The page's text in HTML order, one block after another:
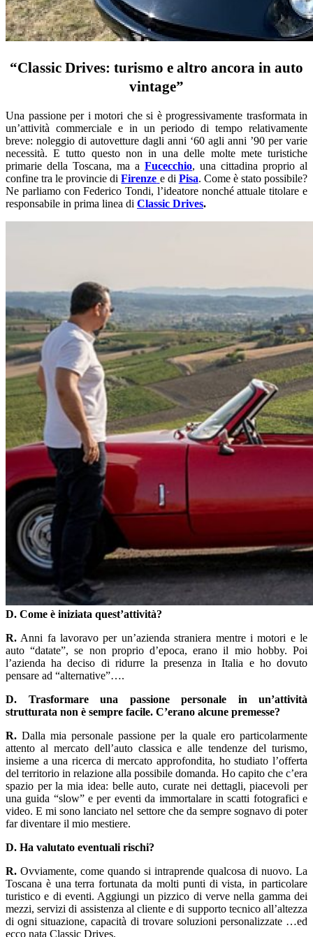
“Classic Drives: turismo e altro ancora in auto
vintage”
Una passione per i motori che si è progressivamente trasformata in
un’attività commerciale e in un periodo di tempo relativamente
breve: noleggio di autovetture dagli anni ‘60 agli anni ’90 per varie
necessità. E tutto questo non in una delle molte mete turistiche
primarie della Toscana, ma a Fucecchio, una cittadina proprio al
confine tra le provincie diFirenze e di Pisa. Come è stato possibile?
Ne parliamo con Federico Tondi, l’ideatore nonché attuale titolare e
responsabile in prima linea di Classic Drives.
D. Come è iniziata quest’attività?
R. Anni fa lavoravo per un’azienda straniera mentre i motori e le
auto “datate”, se non proprio d’epoca, erano il mio hobby. Poi
l’azienda ha deciso di ridurre la presenza in Italia e ho dovuto
pensare ad “alternative”….
D. Trasformare una passione personale in un’attività
strutturata non è sempre facile. C’erano alcune premesse?
R. Dalla mia personale passione per la quale ero particolarmente
attento al mercato dell’auto classica e alle tendenze del turismo,
insieme a una ricerca di mercato approfondita, ho studiato l’offerta
del territorio in relazione alla possibile domanda. Ho capito che c’era
spazio per la mia idea: belle auto, curate nei dettagli, piacevoli per
una guida “slow” e per eventi da immortalare in scatti fotografici e
video. E mi sono lanciato nel settore che da sempre sognavo di poter
far diventare il mio mestiere.
D. Ha valutato eventuali rischi?
R. Ovviamente, come quando si intraprende qualcosa di nuovo. La
Toscana è una terra fortunata da molti punti di vista, in particolare
turistico e di eventi. Aggiungi un pizzico di verve nella gamma dei
mezzi, servizi di assistenza al cliente e di supporto tecnico all’altezza
di ogni situazione, capacità di trovare soluzioni personalizzate …ed
ecco nata Classic Drives.